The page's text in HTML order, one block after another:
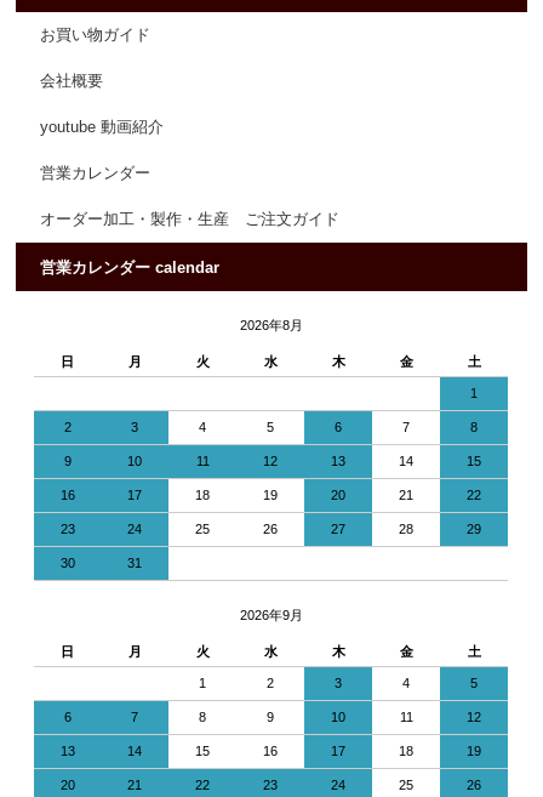
お買い物ガイド
会社概要
youtube 動画紹介
営業カレンダー
オーダー加工・製作・生産 ご注文ガイド
営業カレンダー calendar
2026年8月
日 月 火 水 木 金 土
1
2 3 4 5 6 7 8
9 10 11 12 13 14 15
16 17 18 19 20 21 22
23 24 25 26 27 28 29
30 31
2026年9月
日 月 火 水 木 金 土
1 2 3 4 5
6 7 8 9 10 11 12
13 14 15 16 17 18 19
20 21 22 23 24 25 26